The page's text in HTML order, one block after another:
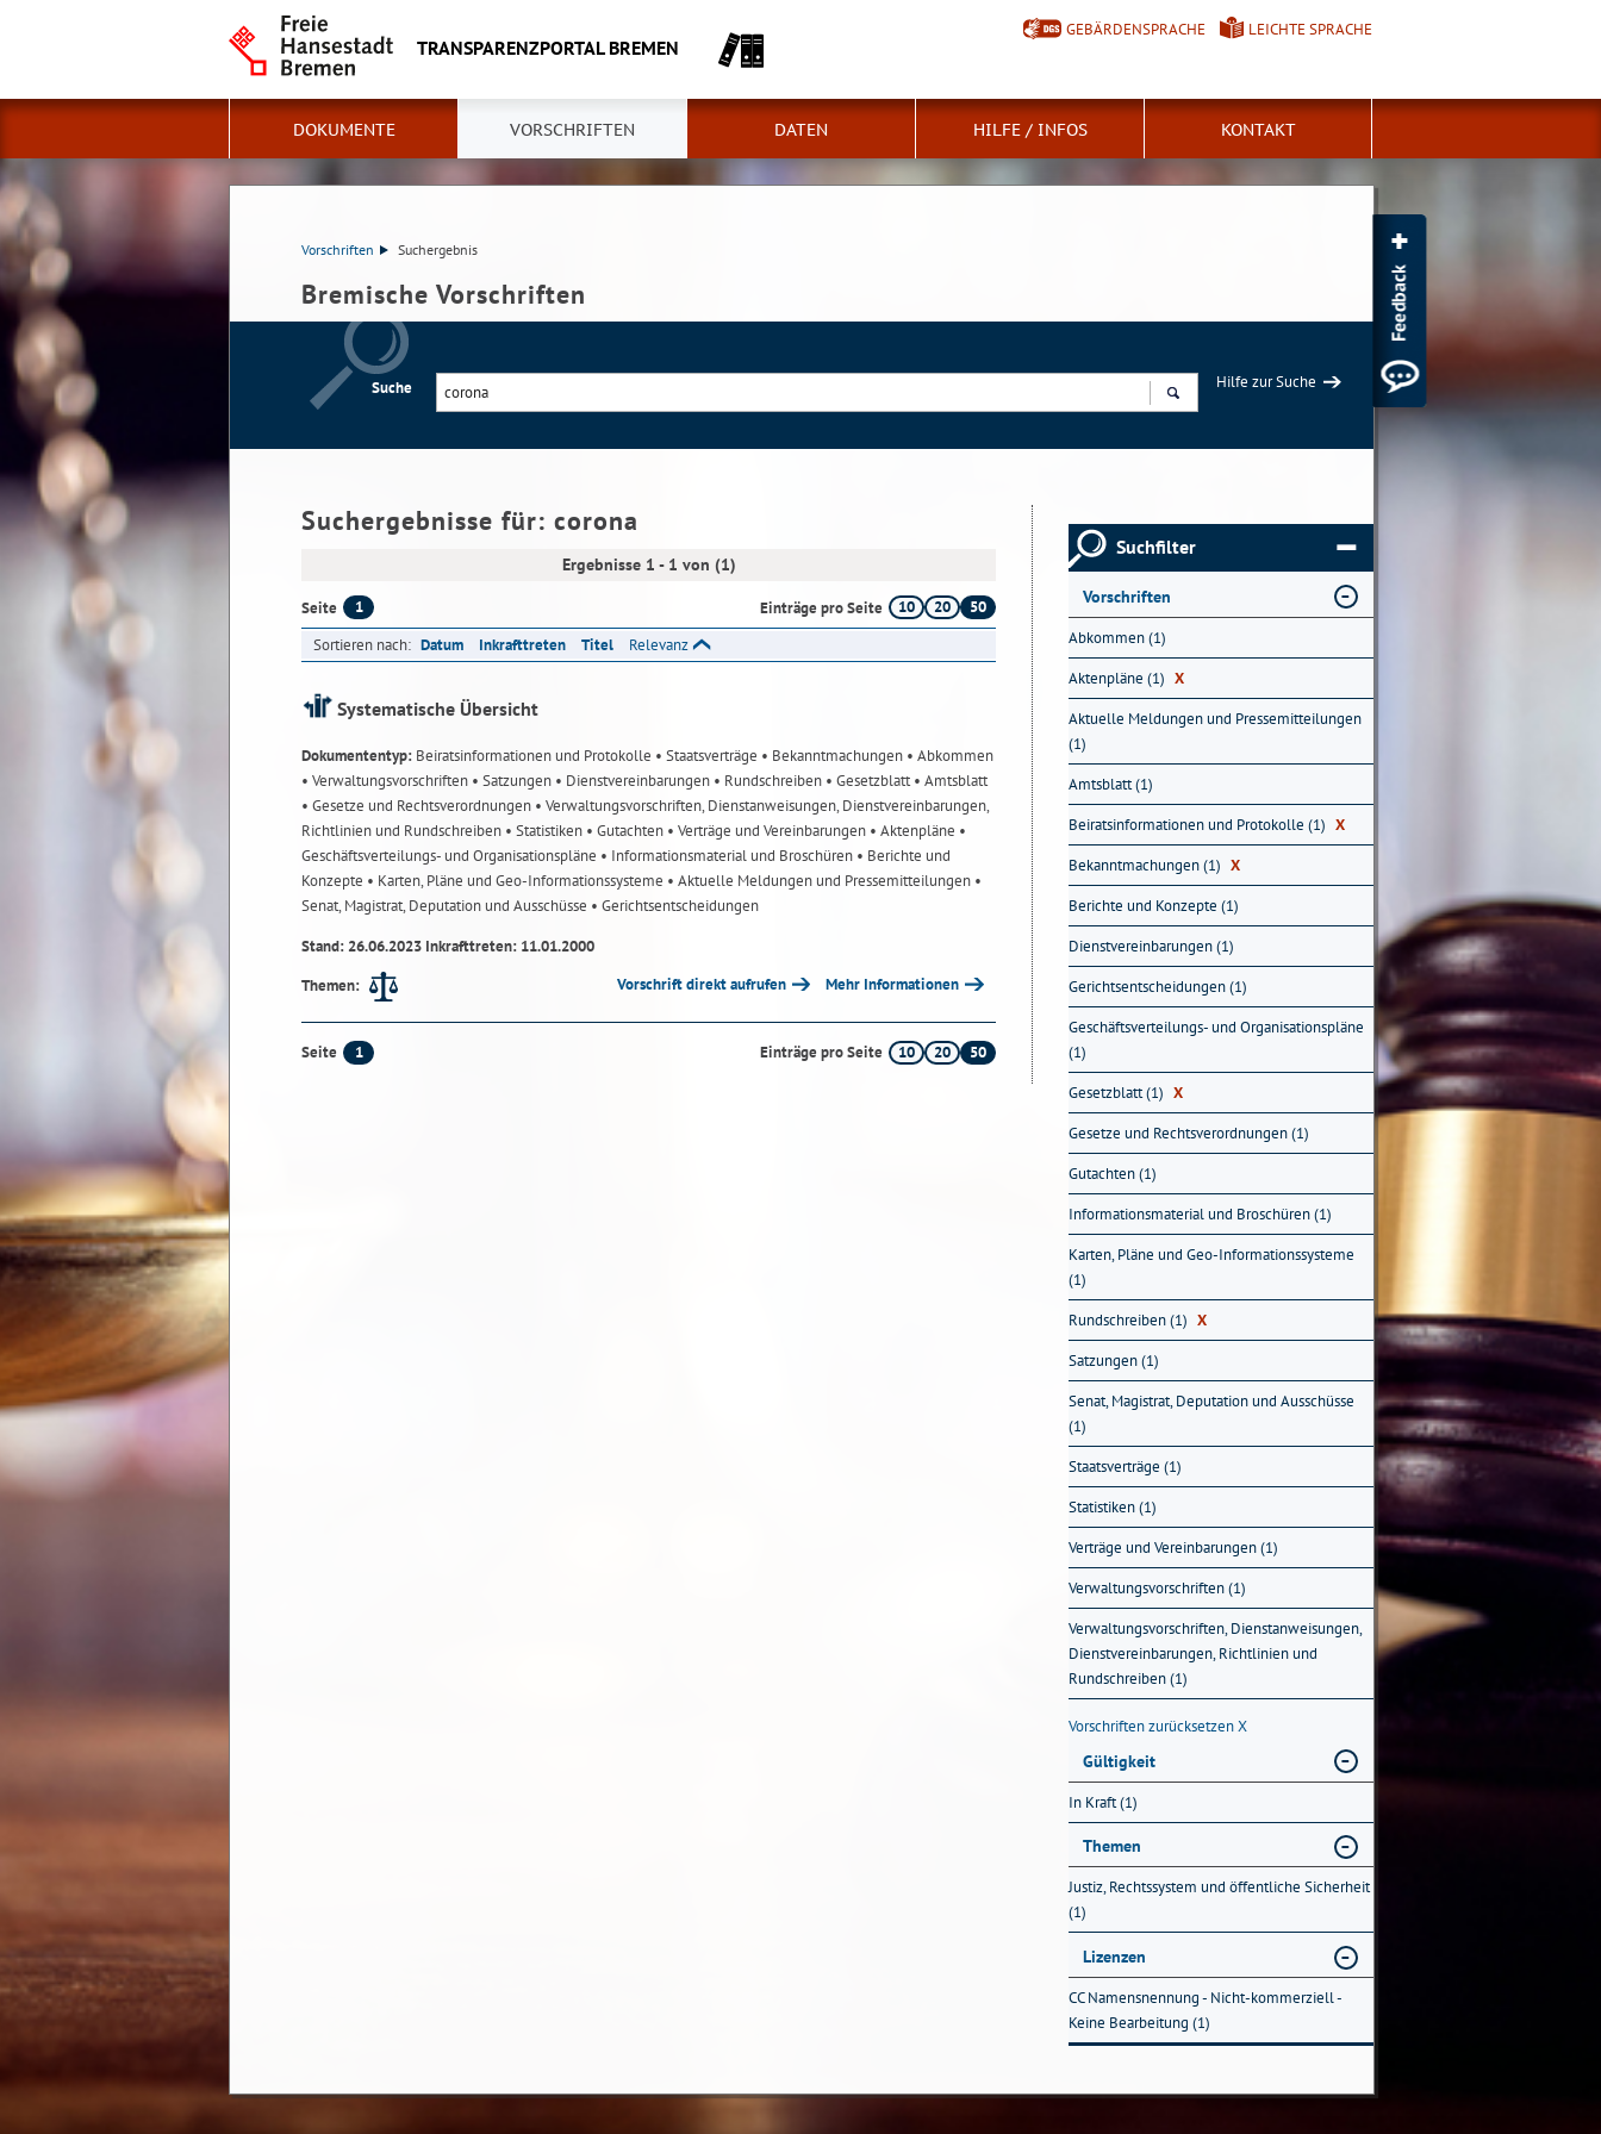
TRANSPARENZPORTAL BREMEN
GEBÄRDENSPRACHE LEICHTE SPRACHE
DOKUMENTE VORSCHRIFTEN DATEN HILFE / INFOS KONTAKT
Vorschriften Suchergebnis
Bremische Vorschriften
Suche
Hilfe zur Suche
Suchergebnisse für: corona
Ergebnisse 1 - 1 von (1)
Seite 1 Einträge pro Seite 10 20
50
Sortieren nach: Datum Inkrafttreten Titel Relevanz
Systematische Übersicht
Dokumententyp: Beiratsinformationen und Protokolle • Staatsverträge • Bekanntmachungen • Abkommen
• Verwaltungsvorschriften • Satzungen • Dienstvereinbarungen • Rundschreiben • Gesetzblatt• Amtsblatt
• Gesetze und Rechtsverordnungen • Verwaltungsvorschriften, Dienstanweisungen, Dienstvereinbarungen,
Richtlinien und Rundschreiben • Statistiken • Gutachten • Verträge und Vereinbarungen • Aktenpläne •
Geschäftsverteilungs- und Organisationspläne • Informationsmaterial und Broschüren • Berichte und
Konzepte • Karten, Pläne und Geo-Informationssysteme • Aktuelle Meldungen und Pressemitteilungen •
Senat, Magistrat, Deputation und Ausschüsse • Gerichtsentscheidungen
Stand: 26.06.2023 Inkrafttreten: 11.01.2000
Themen:
Vorschrift direkt aufrufen Mehr Informationen
Seite 1 Einträge pro Seite 10 20 50
Suchfilter
Vorschriften
Abkommen (1)
Aktenpläne (1) X
Aktuelle Meldungen und Pressemitteilungen
(1)
Amtsblatt (1)
Beiratsinformationen und Protokolle (1) X
Bekanntmachungen (1) X
Berichte und Konzepte (1)
Dienstvereinbarungen (1)
Gerichtsentscheidungen (1)
Geschäftsverteilungs- und Organisationspläne
(1)
Gesetzblatt (1) X
Gesetze und Rechtsverordnungen (1)
Gutachten (1)
Informationsmaterial und Broschüren (1)
Karten, Pläne und Geo-Informationssysteme
(1)
Rundschreiben (1) X
Satzungen (1)
Senat, Magistrat, Deputation und Ausschüsse
(1)
Staatsverträge (1)
Statistiken (1)
Verträge und Vereinbarungen (1)
Verwaltungsvorschriften (1)
Verwaltungsvorschriften, Dienstanweisungen,
Dienstvereinbarungen, Richtlinien und
Rundschreiben (1)
Vorschriften zurücksetzenX
Gültigkeit
In Kraft (1)
Themen
Justiz, Rechtssystem und öffentliche Sicherheit
(1)
Lizenzen
CC Namensnennung - Nicht-kommerziell -
Keine Bearbeitung (1)